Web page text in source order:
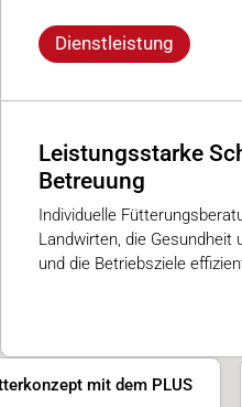
Dienstleistung
Leistungsstarke
Betreuung
Individuelle
Landwirten, die
und die Betriebsziele
mit dem PLUS